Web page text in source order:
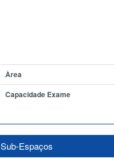
Àrea
Capacidade Exame
Sub-Espaços